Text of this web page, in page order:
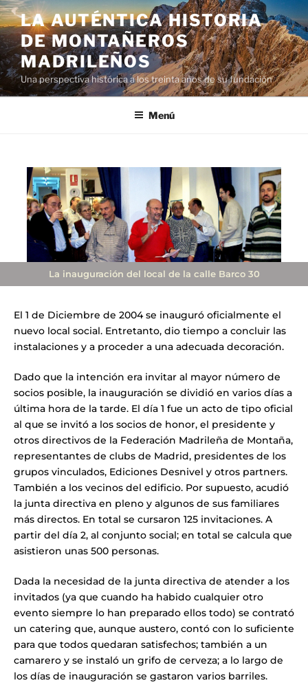
LA AUTÉNTICA HISTORIA
DE MONTAÑEROS
MADRILEÑOS
Una perspectiva histórica a los treinta años de su fundación
Menú
La inauguración del local de la calle Barco 30
El 1 de Diciembre de 2004 se inauguró oficialmente el
nuevo local social. Entretanto, dio tiempo a concluir las
instalaciones y a proceder a una adecuada decoración.
Dado que la intención era invitar al mayor número de
socios posible, la inauguración se dividió en varios días a
última hora de la tarde. El día 1 fue un acto de tipo oficial
al que se invitó a los socios de honor, el presidente y
otros directivos de la Federación Madrileña de Montaña,
representantes de clubs de Madrid, presidentes de los
grupos vinculados, Ediciones Desnivel y otros partners.
También a los vecinos del edificio. Por supuesto, acudió
la junta directiva en pleno y algunos de sus familiares
más directos. En total se cursaron 125 invitaciones. A
partir del día 2, al conjunto social; en total se calcula que
asistieron unas 500 personas.
Dada la necesidad de la junta directiva de atender a los
invitados (ya que cuando ha habido cualquier otro
evento siempre lo han preparado ellos todo) se contrató
un catering que, aunque austero, contó con lo suficiente
para que todos quedaran satisfechos; también a un
camarero y se instaló un grifo de cerveza; a lo largo de
los días de inauguración se gastaron varios barriles.